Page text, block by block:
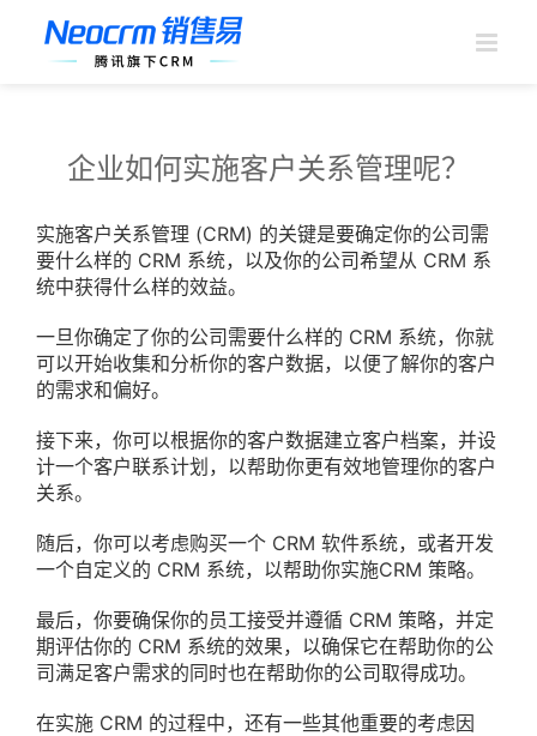
企业如何实施客户关系管理呢？
实施客户关系管理 (CRM) 的关键是要确定你的公司需
要什么样的 CRM 系统，以及你的公司希望从 CRM 系
统中获得什么样的效益。
一旦你确定了你的公司需要什么样的 CRM 系统，你就
可以开始收集和分析你的客户数据，以便了解你的客户
的需求和偏好。
接下来，你可以根据你的客户数据建立客户档案，并设
计一个客户联系计划，以帮助你更有效地管理你的客户
关系。
随后，你可以考虑购买一个 CRM 软件系统，或者开发
一个自定义的 CRM 系统，以帮助你实施CRM 策略。
最后，你要确保你的员工接受并遵循 CRM 策略，并定
期评估你的 CRM 系统的效果，以确保它在帮助你的公
司满足客户需求的同时也在帮助你的公司取得成功。
在实施 CRM 的过程中，还有一些其他重要的考虑因